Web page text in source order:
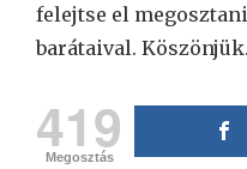
felejtse el
barátaival. Köszönjük.
419
Megosztás